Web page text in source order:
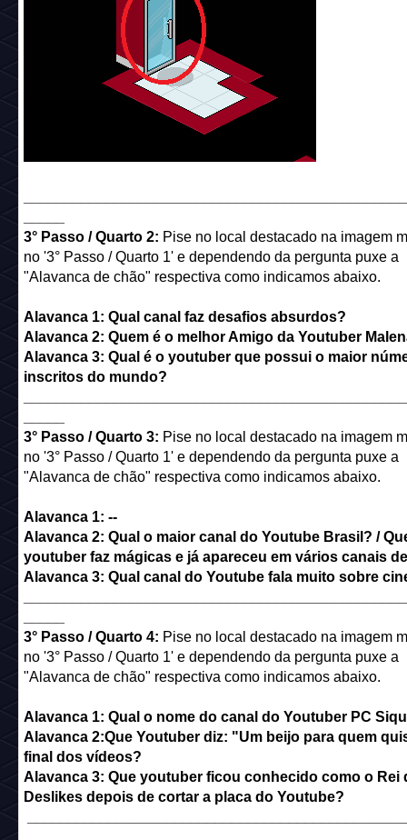
3° Passo / Quarto 2: Pise no local destacado na imagem
no '3° Passo / Quarto 1' e dependendo da pergunta puxe a
"Alavanca de chão" respectiva como indicamos abaixo.
Alavanca 1: Qual canal faz desafios absurdos?
Alavanca 2: Quem é o melhor Amigo da Youtuber
Alavanca 3: Qual é o youtuber que possui o maior
inscritos do mundo?
3° Passo / Quarto 3: Pise no local destacado na imagem
no '3° Passo / Quarto 1' e dependendo da pergunta puxe a
"Alavanca de chão" respectiva como indicamos abaixo.
Alavanca 1: --
Alavanca 2: Qual o maior canal do Youtube Brasil? /
youtuber faz mágicas e já apareceu em vários canais
Alavanca 3: Qual canal do Youtube fala muito sobre
3° Passo / Quarto 4: Pise no local destacado na imagem
no '3° Passo / Quarto 1' e dependendo da pergunta puxe a
"Alavanca de chão" respectiva como indicamos abaixo.
Alavanca 1: Qual o nome do canal do Youtuber PC
Alavanca 2:Que Youtuber diz: "Um beijo para quem
final dos vídeos?
Alavanca 3: Que youtuber ficou conhecido como o Rei
Deslikes depois de cortar a placa do Youtube?